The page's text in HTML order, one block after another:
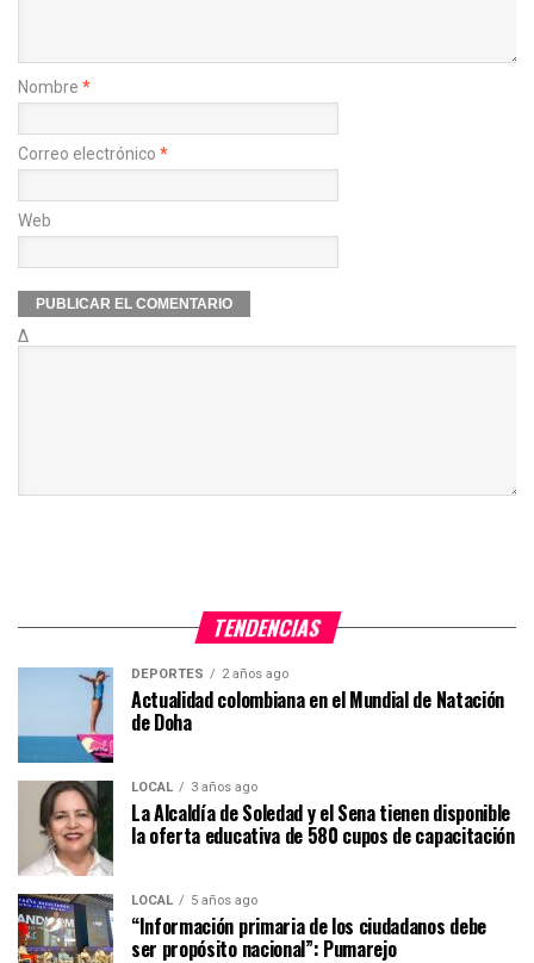
Nombre *
Correo electrónico *
Web
Δ
TENDENCIAS
DEPORTES 2 años ago
Actualidad colombiana en el Mundial de Natación
de Doha
LOCAL 3 años ago
La Alcaldía de Soledad y el Sena tienen disponible
la oferta educativa de 580 cupos de capacitación
LOCAL 5 años ago
“Información primaria de los ciudadanos debe
ser propósito nacional”: Pumarejo